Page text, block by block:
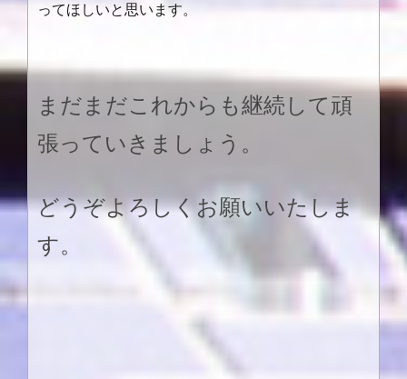
ってほしいと思います。
まだまだこれからも継続して頑
張っていきましょう。
どうぞよろしくお願いいたしま
す。